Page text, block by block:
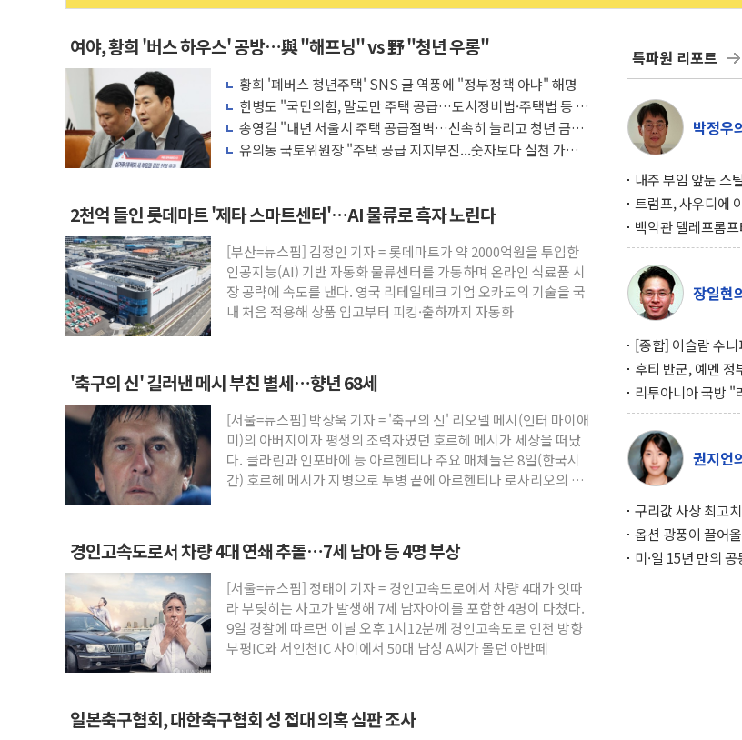
여야, 황희 '버스 하우스' 공방…與 "해프닝" vs 野 "청년 우롱"
황희 '폐버스 청년주택' SNS 글 역풍에 "정부정책 아냐" 해명
한병도 "국민의힘, 말로만 주택 공급…도시정비법·주택법 등 처
리 협조하라"
송영길 "내년 서울시 주택 공급절벽…신속히 늘리고 청년 금융
지원 확대해야"
유의동 국토위원장 "주택 공급 지지부진...숫자보다 실천 가능한
2천억 들인 롯데마트 '제타 스마트센터'…AI 물류로 흑자 노린다
[부산=뉴스핌] 김정인 기자 = 롯데마트가 약 2000억원을 투입한
인공지능(AI) 기반 자동화 물류센터를 가동하며 온라인 식료품 시
장 공략에 속도를 낸다. 영국 리테일테크 기업 오카도의 기술을 국
내 처음 적용해 상품 입고부터 피킹·출하까지 자동화
'축구의 신' 길러낸 메시 부친 별세…향년 68세
[서울=뉴스핌] 박상욱 기자 = '축구의 신' 리오넬 메시(인터 마이애
미)의 아버지이자 평생의 조력자였던 호르헤 메시가 세상을 떠났
다. 클라린과 인포바에 등 아르헨티나 주요 매체들은 8일(한국시
간) 호르헤 메시가 지병으로 투병 끝에 아르헨티나 로사리오의 한
경인고속도로서 차량 4대 연쇄 추돌…7세 남아 등 4명 부상
[서울=뉴스핌] 정태이 기자 = 경인고속도로에서 차량 4대가 잇따
라 부딪히는 사고가 발생해 7세 남자아이를 포함한 4명이 다쳤다.
9일 경찰에 따르면 이날 오후 1시12분께 경인고속도로 인천 방향
부평IC와 서인천IC 사이에서 50대 남성 A씨가 몰던 아반떼
일본축구협회, 대한축구협회 성 접대 의혹 심판 조사
특파원 리포트
박정우
내주 부임 앞둔 스
행사서 "한미동맹
트럼프, 사우디에
구…원자력 협정
위기
백악관 텔레프롬
설 미리 보고 베팅
겨
장일현
[종합] 이슬람 수
협정' 체결… 이스
맞설 자체 억지력 강
후티 반군, 예멘 정
공격… 위기 고조되
약고
리투아니아 국방 "
로 나토 회원국 공
작전"
권지언
구리값 사상 최고
하는 경기 신호가
옵션 광풍이 끌어
이면에 과열 경고
미·일 15년 만의